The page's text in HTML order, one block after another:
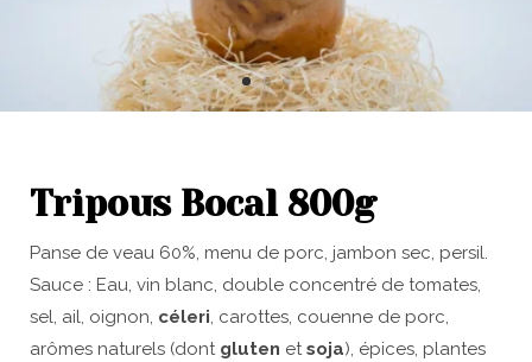
Tripous Bocal 800g
Panse de veau 60%, menu de porc, jambon sec, persil.
Sauce : Eau, vin blanc, double concentré de tomates,
sel, ail, oignon, céleri, carottes, couenne de porc,
arômes naturels (dont gluten etsoja), épices, plantes